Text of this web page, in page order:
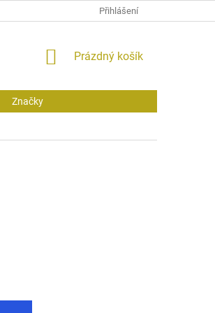
Přihlášení
NÁKUPNÍ
Prázdný košík
Značky